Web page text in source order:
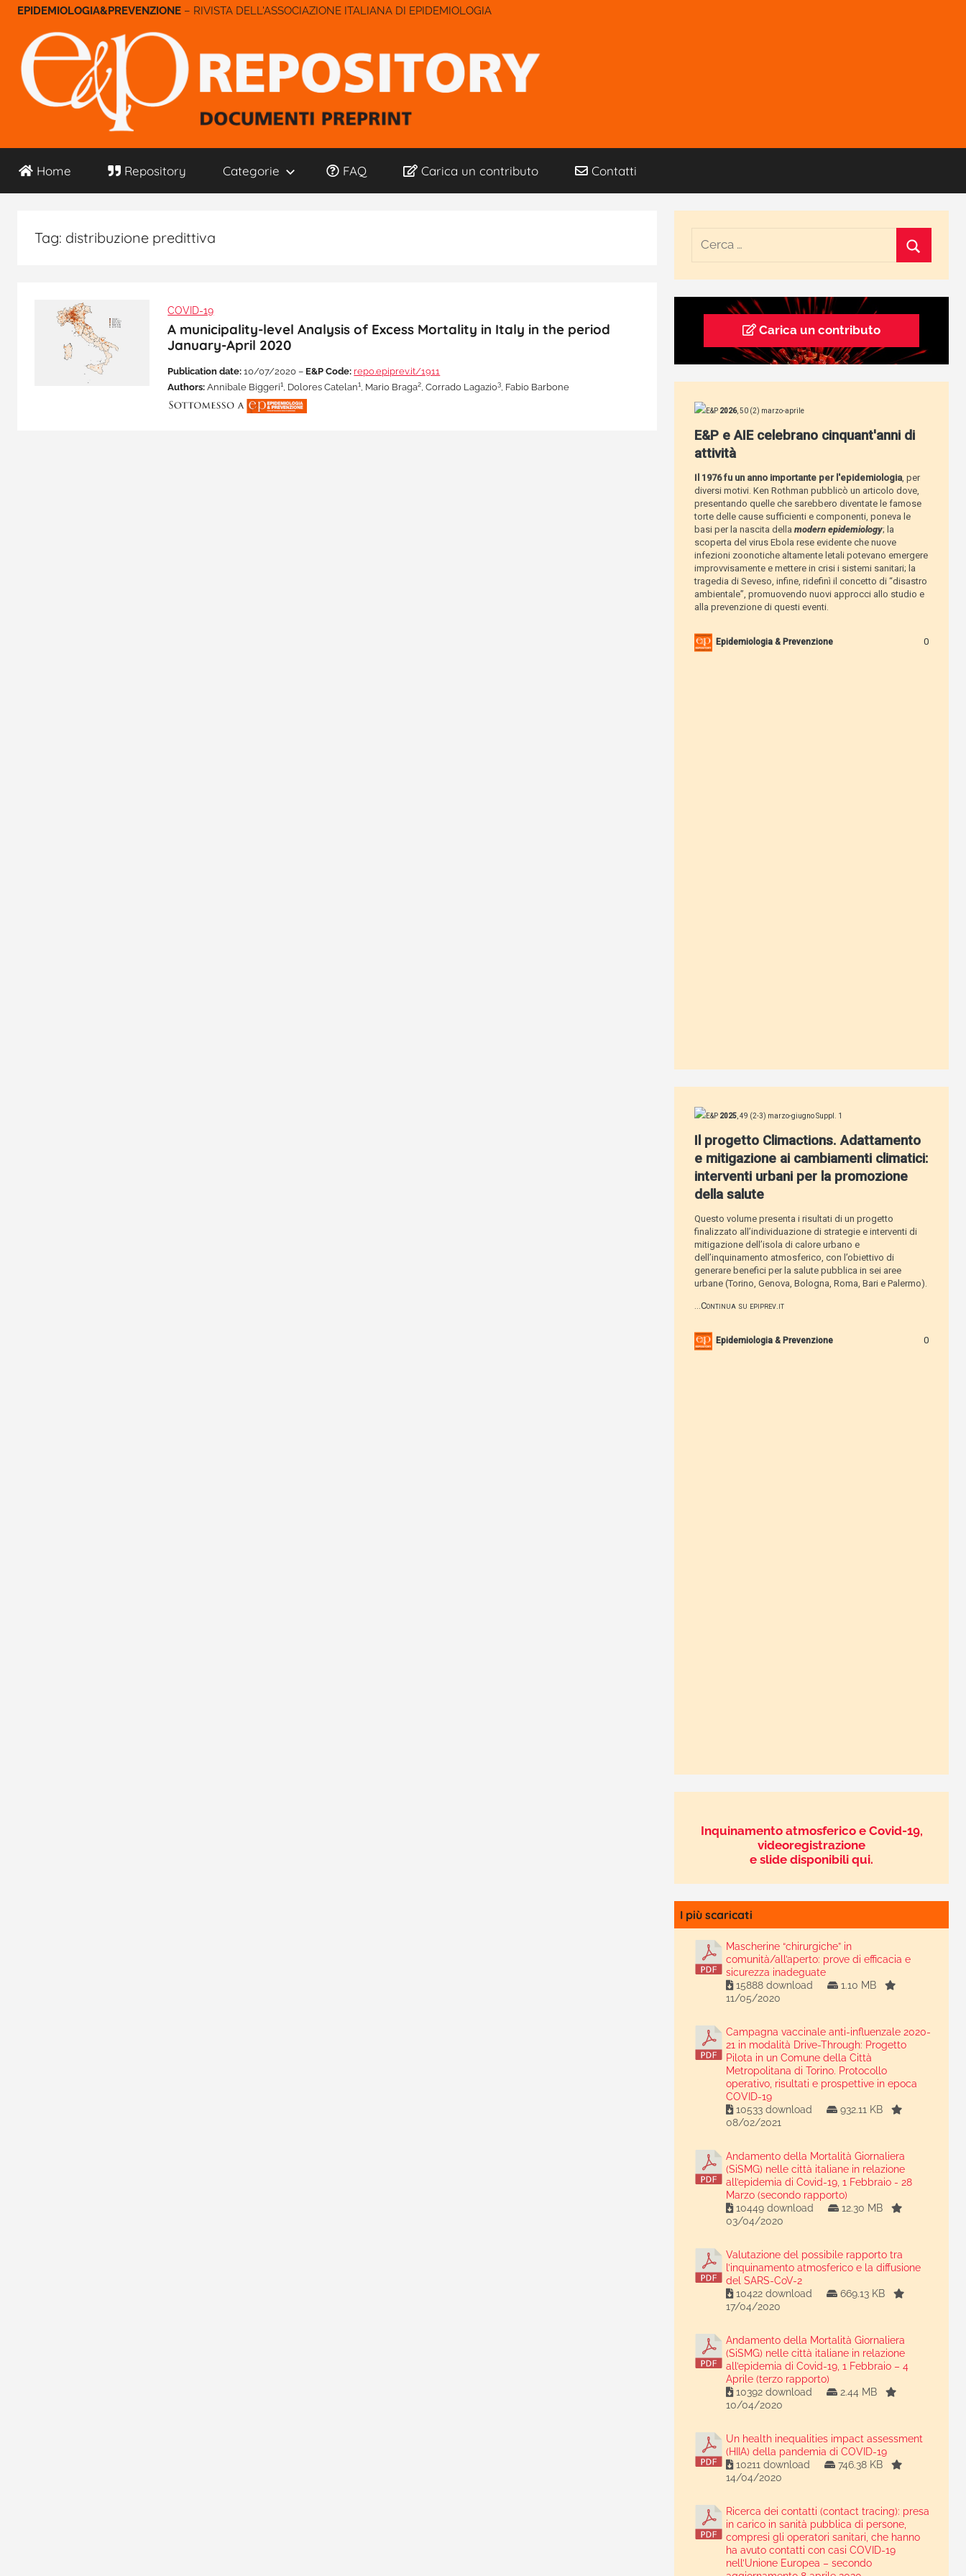
Salta
contenuto
– RIVISTA DELL'ASSOCIAZIONE ITALIANA DI EPIDEMIOLOGIA
E&P
Repository
Home Repository Categorie FAQ Carica un contributo Contatti
Tag: distribuzione predittiva
COVID-19
A municipality-level Analysis of Excess Mortality in Italy in the period
January-April 2020
Publication date: 10/07/2020 – E&P Code: repo.epiprev.it/1911
Authors: Annibale Biggeri1 , Dolores Catelan1 , Mario Braga2 , Corrado Lagazio3 , Fabio Barbone
Carica un contributo
Inquinamento atmosferico e Covid-19,
videoregistrazione
e slide disponibili qui.
I più scaricati
Mascherine “chirurgiche” in
comunità/all’aperto: prove di efficacia e
sicurezza inadeguate
15888 download
1.10 MB
11/05/2020
Campagna vaccinale anti-influenzale 2020-
21 in modalità Drive-Through: Progetto
Pilota in un Comune della Città
Metropolitana di Torino. Protocollo
operativo, risultati e prospettive in epoca
COVID-19
10533 download
932.11 KB
08/02/2021
Andamento della Mortalità Giornaliera
(SiSMG) nelle città italiane in relazione
all’epidemia di Covid-19, 1 Febbraio - 28
Marzo (secondo rapporto)
10449 download
12.30 MB
03/04/2020
Valutazione del possibile rapporto tra
l’inquinamento atmosferico e la diffusione
del SARS-CoV-2
10422 download
669.13 KB
17/04/2020
Andamento della Mortalità Giornaliera
(SiSMG) nelle città italiane in relazione
all’epidemia di Covid-19, 1 Febbraio – 4
Aprile (terzo rapporto)
10392 download
2.44 MB
10/04/2020
Un health inequalities impact assessment
(HIIA) della pandemia di COVID-19
10211 download
746.38 KB
14/04/2020
Ricerca dei contatti (contact tracing): presa
in carico in sanità pubblica di persone,
compresi gli operatori sanitari, che hanno
ha avuto contatti con casi COVID-19
nell’Unione Europea – secondo